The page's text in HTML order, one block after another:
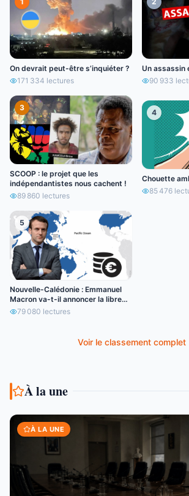
On devrait peut-être s’inquiéter ?
171 334 lectures
Un assassin
90 933
3
SCOOP : le projet que les
indépendantistes nous cachent !
89 860 lectures
4
Chouette
85 476
5
Nouvelle-Calédonie : Emmanuel
Macron va-t-il annoncer la libre
circulation de l’euro ?
79 080 lectures
Voir le classement
À la une
À LA UNE